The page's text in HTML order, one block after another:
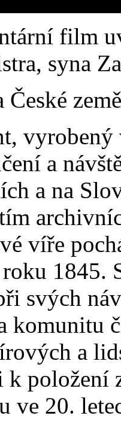
film
syna
České země
a
a na
víře
1845.
svých
a
položení
ve 20.